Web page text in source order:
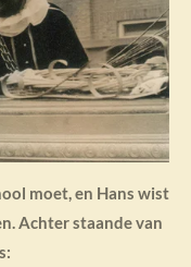
moet, en Hans wist
Achter staande van